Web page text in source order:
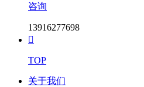
咨询
13916277698

TOP
关于我们